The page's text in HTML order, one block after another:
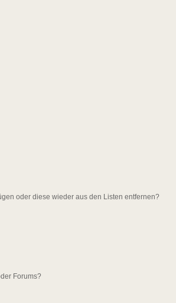
oder diese wieder aus den Listen entfernen?
Forums?